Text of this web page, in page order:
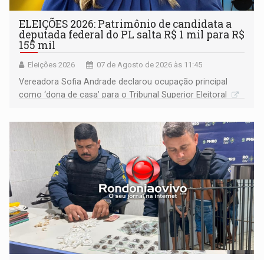
ELEIÇÕES 2026: Patrimônio de candidata a
deputada federal do PL salta R$ 1 mil para R$
155 mil
Eleições 2026 07 de Agosto de 2026 às 11:45
Vereadora Sofia Andrade declarou ocupação principal
como ‘dona de casa’ para o Tribunal Superior Eleitoral